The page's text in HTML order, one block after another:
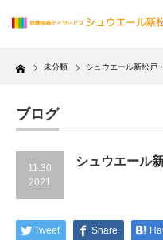
Home 未分類 シュウエール新松戸
ブログ
11.30
2021
シュウエール
Tweet Share